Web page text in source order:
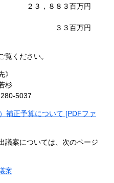
３百万円
万円
覧ください。
》
杉
5037
補正予算について [PDFファ
議案については、次のページ
案